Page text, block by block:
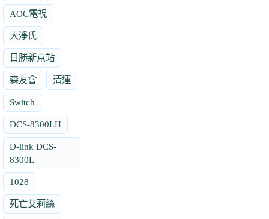
AOC電視
大淨氏
日勝新京站
森友會 清運
Switch
DCS-8300LH
D-link DCS-
8300L
1028
死亡艾莉絲